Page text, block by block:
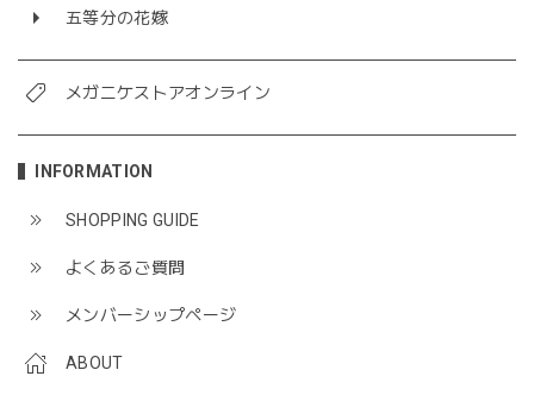
五等分の花嫁
メガニケストアオンライン
INFORMATION
SHOPPING GUIDE
よくあるご質問
メンバーシップページ
ABOUT